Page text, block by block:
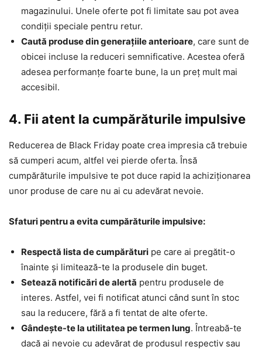
magazinului. Unele oferte pot fi limitate sau pot avea
condiții speciale pentru retur.
Caută produse din generațiile anterioare, care sunt de
obicei incluse la reduceri semnificative. Acestea oferă
adesea performanțe foarte bune, la un preț mult mai
accesibil.
4. Fii atent la cumpărăturile impulsive
Reducerea de Black Friday poate crea impresia că trebuie
să cumperi acum, altfel vei pierde oferta. Însă
cumpărăturile impulsive te pot duce rapid la achiziționarea
unor produse de care nu ai cu adevărat nevoie.
Sfaturi pentru a evita cumpărăturile impulsive:
Respectă lista de cumpărături pe care ai pregătit-o
înainte și limitează-te la produsele din buget.
Setează notificări de alertă pentru produsele de
interes. Astfel, vei fi notificat atunci când sunt în stoc
sau la reducere, fără a fi tentat de alte oferte.
Gândește-te la utilitatea pe termen lung. Întreabă-te
dacă ai nevoie cu adevărat de produsul respectiv sau